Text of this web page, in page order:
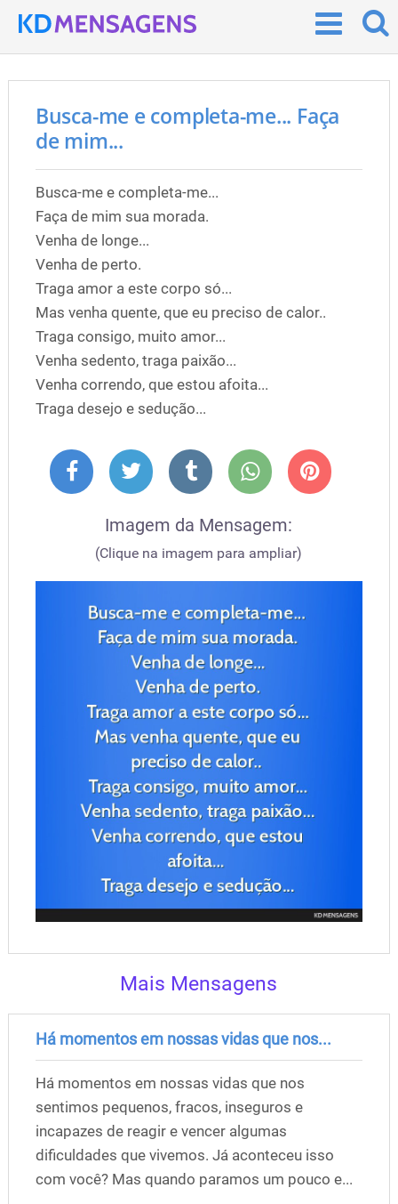
Busca-me e completa-me... Faça
de mim...
Busca-me e completa-me...
Faça de mim sua morada.
Venha de longe...
Venha de perto.
Traga amor a este corpo só...
Mas venha quente, que eu preciso de calor..
Traga consigo, muito amor...
Venha sedento, traga paixão...
Venha correndo, que estou afoita...
Traga desejo e sedução...
Imagem da Mensagem:
(Clique na imagem para ampliar)
Mais Mensagens
Há momentos em nossas vidas que nos...
Há momentos em nossas vidas que nos
sentimos pequenos, fracos, inseguros e
incapazes de reagir e vencer algumas
dificuldades que vivemos. Já aconteceu isso
com você? Mas quando paramos um pouco e...